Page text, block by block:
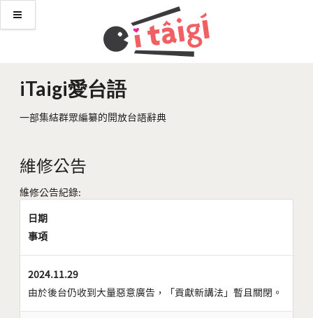
iTaigi愛台語
一部集結群眾編纂的開放台語辭典
維修公告
維修公告紀錄:
日期
事項
2024.11.29
由於後台仍收到大量惡意廣告，「貢獻新講法」暫且關閉。